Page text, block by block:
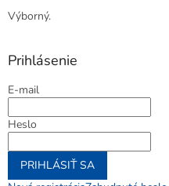
Výborný.
Prihlásenie
E-mail
Heslo
PRIHLÁSIŤ SA